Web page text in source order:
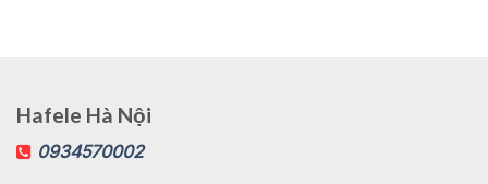
Hafele Hà Nội
0934570002